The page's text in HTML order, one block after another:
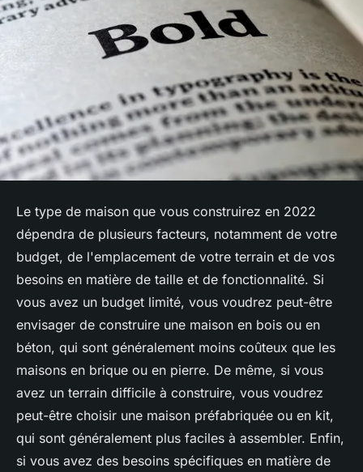
Le type de maison que vous construirez en 2022
dépendra de plusieurs facteurs, notamment de votre
budget, de l'emplacement de votre terrain et de vos
besoins en matière de taille et de fonctionnalité. Si
vous avez un budget limité, vous voudrez peut-être
envisager de construire une maison en bois ou en
béton, qui sont généralement moins coûteux que les
maisons en brique ou en pierre. De même, si vous
avez un terrain difficile à construire, vous voudrez
peut-être choisir une maison préfabriquée ou en kit,
qui sont généralement plus faciles à assembler. Enfin,
si vous avez des besoins spécifiques en matière de